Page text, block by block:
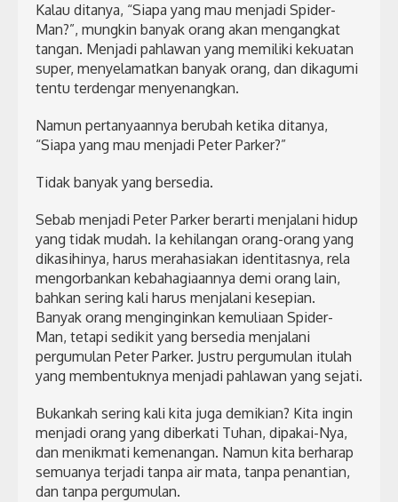
Kalau ditanya, “Siapa yang mau menjadi Spider-
Man?”, mungkin banyak orang akan mengangkat
tangan. Menjadi pahlawan yang memiliki kekuatan
super, menyelamatkan banyak orang, dan dikagumi
tentu terdengar menyenangkan.
Namun pertanyaannya berubah ketika ditanya,
“Siapa yang mau menjadi Peter Parker?”
Tidak banyak yang bersedia.
Sebab menjadi Peter Parker berarti menjalani hidup
yang tidak mudah. Ia kehilangan orang-orang yang
dikasihinya, harus merahasiakan identitasnya, rela
mengorbankan kebahagiaannya demi orang lain,
bahkan sering kali harus menjalani kesepian.
Banyak orang menginginkan kemuliaan Spider-
Man, tetapi sedikit yang bersedia menjalani
pergumulan Peter Parker. Justru pergumulan itulah
yang membentuknya menjadi pahlawan yang sejati.
Bukankah sering kali kita juga demikian? Kita ingin
menjadi orang yang diberkati Tuhan, dipakai-Nya,
dan menikmati kemenangan. Namun kita berharap
semuanya terjadi tanpa air mata, tanpa penantian,
dan tanpa pergumulan.